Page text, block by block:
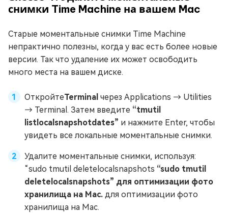
снимки Time Machine на вашем Mac
Старые моментальные снимки Time Machine
непрактично полезны, когда у вас есть более новые
версии. Так что удаление их может освободить
много места на вашем диске.
ОткройтеTerminal через Applications → Utilities
→ Terminal. Затем введите “tmutil
listlocalsnapshotdates” и нажмите Enter, чтобы
увидеть все локальные моментальные снимки.
Удалите моментальные снимки, используя:
“sudo tmutil deletelocalsnapshots “sudo tmutil
deletelocalsnapshots” для оптимизации фото
хранилища на Mac. для оптимизации фото
хранилища на Mac.